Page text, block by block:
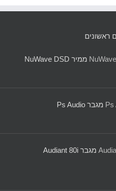
ראשונים
ממיר NuWave DSD
מגבר Ps Audio
מגבר Audiant 80i